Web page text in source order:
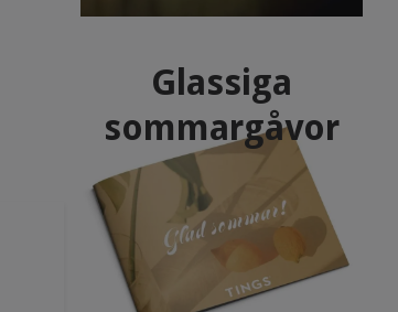
Glassiga
sommargåvor